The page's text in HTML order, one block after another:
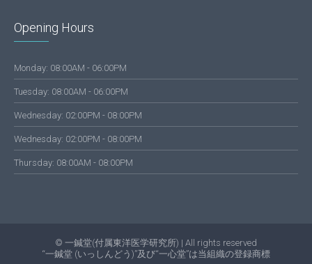
Opening Hours
Monday: 08:00AM - 06:00PM
Tuesday: 08:00AM - 06:00PM
Wednesday: 02:00PM - 08:00PM
Wednesday: 02:00PM - 08:00PM
Thursday: 08:00AM - 08:00PM
© 一鍼堂(付属東洋医学研究所) | All rights reserved
“一鍼堂 (いっしんどう)”及び“一心堂”は当組織の登録商標